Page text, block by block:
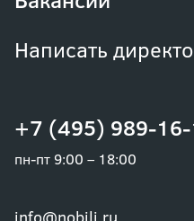
+7 (495) 989-
пн-пт 9:00 – 18:00
info@nobili.ru
Написать